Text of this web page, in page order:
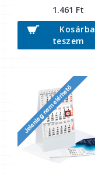
1.461 Ft
Kosárba
teszem